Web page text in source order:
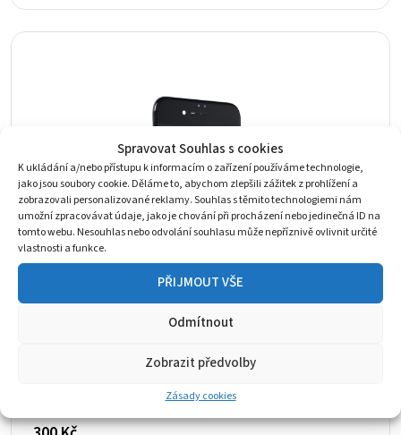
Spravovat Souhlas s cookies
K ukládání a/nebo přístupu k informacím o zařízení používáme technologie,
jako jsou soubory cookie. Děláme to, abychom zlepšili zážitek z prohlížení a
zobrazovali personalizované reklamy. Souhlas s těmito technologiemi nám
umožní zpracovávat údaje, jako je chování při procházení nebo jedinečná ID na
tomto webu. Nesouhlas nebo odvolání souhlasu může nepříznivě ovlivnit určité
vlastnosti a funkce.
PŘIJMOUT VŠE
Odmítnout
Zobrazit předvolby
Zásady cookies
LCD Display iPhone 7 + Touch